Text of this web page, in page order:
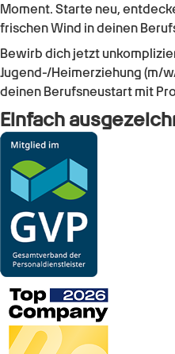
Moment. Starte neu,
frischen Wind in deinen
Bewirb dich jetzt
Jugend-/Heimerziehung (m/
deinen Berufsneustart mit
Einfach